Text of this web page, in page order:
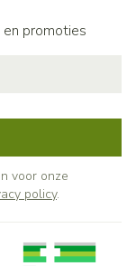
promoties
voor onze
policy.